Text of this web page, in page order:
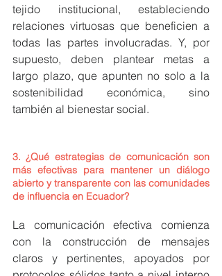
tejido institucional, estableciendo
relaciones virtuosas que beneficien a
todas las partes involucradas. Y, por
supuesto, deben plantear metas a
largo plazo, que apunten no solo a la
sostenibilidad económica, sino
también al bienestar social.
3. ¿Qué estrategias de comunicación son
más efectivas para mantener un diálogo
abierto y transparente con las comunidades
de influencia en Ecuador?
La comunicación efectiva comienza
con la construcción de mensajes
claros y pertinentes, apoyados por